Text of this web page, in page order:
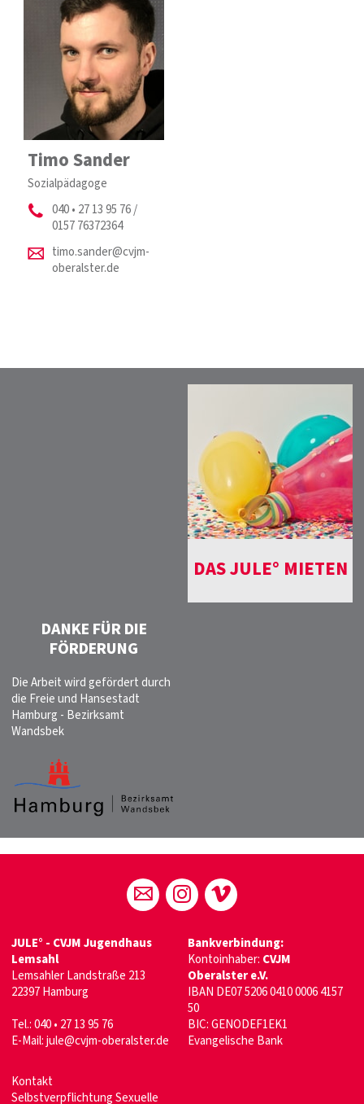
Timo Sander
Sozialpädagoge
040 • 27 13 95 76 /
0157 76372364
timo.sander@cvjm-
oberalster.de
DAS JULE° MIETEN
DANKE FÜR DIE
FÖRDERUNG
Die Arbeit wird gefördert durch
die Freie und Hansestadt
Hamburg - Bezirksamt
Wandsbek
JULE° - CVJM Jugendhaus
Lemsahl
Lemsahler Landstraße 213
22397 Hamburg
Tel.: 040 • 27 13 95 76
E-Mail:jule@cvjm-oberalster.de
Bankverbindung:
Kontoinhaber: CVJM
Oberalster e.V.
IBAN DE07 5206 0410 0006 4157
50
BIC: GENODEF1EK1
Evangelische Bank
Kontakt
Selbstverpflichtung Sexuelle